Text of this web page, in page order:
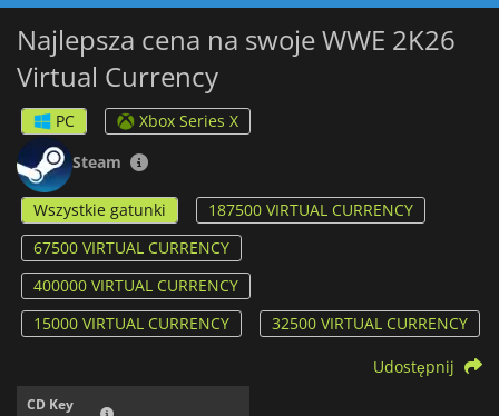
Najlepsza cena na swoje WWE 2K26
Virtual Currency
PC
Xbox Series X
Steam
Wszystkie gatunki
187500 VIRTUAL CURRENCY
67500 VIRTUAL CURRENCY
400000 VIRTUAL CURRENCY
15000 VIRTUAL CURRENCY
32500 VIRTUAL CURRENCY
CD Key
Udostępnij